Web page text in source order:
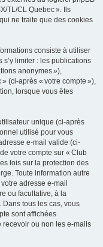
TL/CL Quebec ». Ils
ne traite que des cookies
consiste à utiliser
limiter : les publications
anonymes »),
» (ci-après « votre compte »),
lorsque vous êtes
unique (ci-après
utilisé pour vous
e-mail valide (ci-
votre compte sur « Club
lois sur la protection des
Toute information autre
adresse e-mail
ou facultative, à la
Dans tous les cas, vous
sont affichées
ou non les e-mails